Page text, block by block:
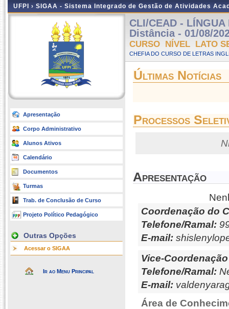
UFPI › SIGAA - Sistema Integrado de Gestão de Atividades
Apresentação
Corpo Administrativo
Alunos Ativos
Calendário
Documentos
Turmas
Trab. de Conclusão de Curso
Projeto Político Pedagógico
Outras Opções
Acessar o SIGAA
Ir ao Menu Principal
CLI/CEAD -
Distância - 01/08/
CURSO NÍVEL LATO
CHEFIA DO CURSO DE LETRAS
Últimas Notícias
Processos
Apresentação
Coordenação do
Telefone/Ramal:
E-mail:
Vice-
Telefone/Ramal:
E-mail:
Área de